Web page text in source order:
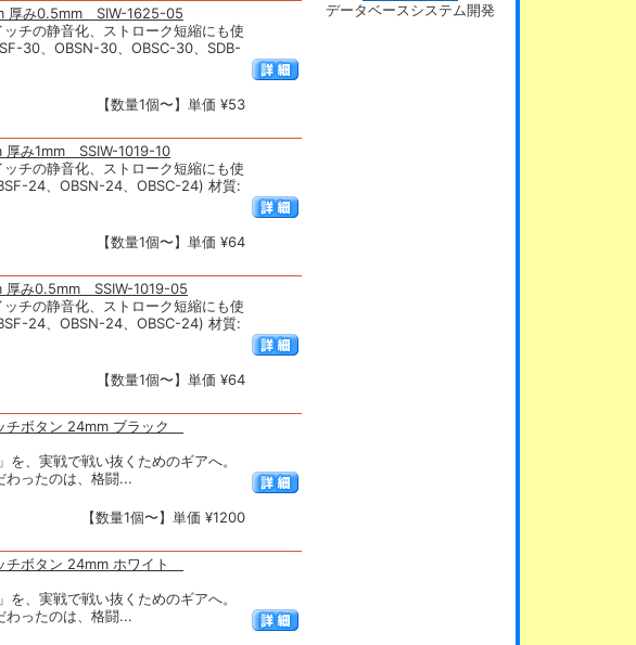
厚み0.5mm SIW-1625-05
チの静音化、ストローク短縮にも使
30、OBSN-30、OBSC-30、SDB-
【数量1個〜】単価 ¥53
厚み1mm SSIW-1019-10
チの静音化、ストローク短縮にも使
24、OBSN-24、OBSC-24) 材質:
【数量1個〜】単価 ¥64
厚み0.5mm SSIW-1019-05
チの静音化、ストローク短縮にも使
24、OBSN-24、OBSC-24) 材質:
【数量1個〜】単価 ¥64
チボタン 24mm ブラック
、実戦で戦い抜くためのギアへ。
ったのは、格闘...
【数量1個〜】単価 ¥1200
チボタン 24mm ホワイト
、実戦で戦い抜くためのギアへ。
ったのは、格闘...
データベースシステム開発